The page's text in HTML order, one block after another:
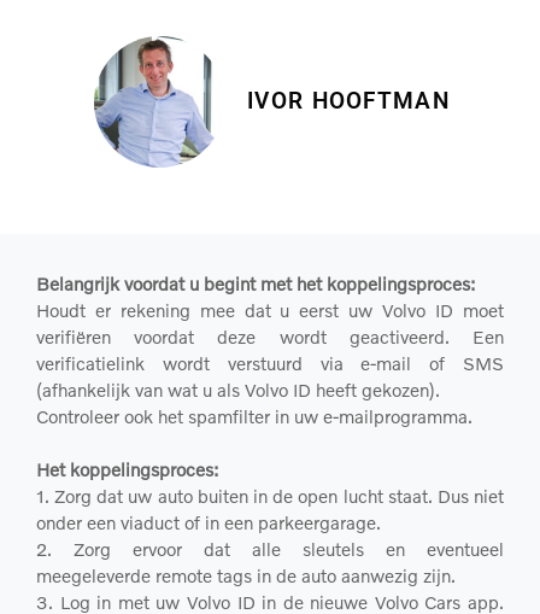
IVOR HOOFTMAN
Belangrijk voordat u begint met het koppelingsproces:
Houdt er rekening mee dat u eerst uw Volvo ID moet
verifiëren voordat deze wordt geactiveerd. Een
verificatielink wordt verstuurd via e-mail of SMS
(afhankelijk van wat u als Volvo ID heeft gekozen).
Controleer ook het spamfilter in uw e-mailprogramma.
Het koppelingsproces:
1. Zorg dat uw auto buiten in de open lucht staat. Dus niet
onder een viaduct of in een parkeergarage.
2. Zorg ervoor dat alle sleutels en eventueel
meegeleverde remote tags in de auto aanwezig zijn.
3. Log in met uw Volvo ID in de nieuwe Volvo Cars app.